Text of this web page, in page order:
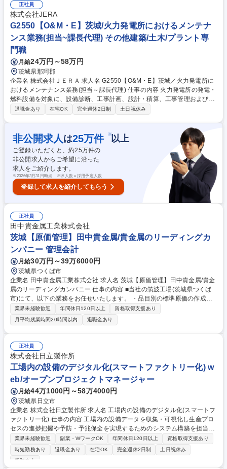
しての位置づけとなります。 募集職種 26010HR【茨城／下館】レゾナッ
ク国内最大級の製造事業所人事(労務担当)
正社員
株式会社JERA
G2550【O&M・E】茨城/火力発電所におけるメンテナ
ンス業務(担当~課長代理) その他建築/土木/プラント専
門職
月給24万円～58万円
茨城県那珂郡
企業名 株式会社ＪＥＲＡ 求人名 G2550【O&M・E】茨城／火力発電所に
おけるメンテナンス業務(担当～課長代理) 仕事の内容 火力発電所の発電・
燃料設備を対象に、設備診断、工事計画、設計・積算、工事管理および発
電所全体のメンテナンス統括を担当。日本最大の発電容量を占める当社に
備・燃料設備（LNG・石炭等）の機械、電気、計装制御設備を対象に、設
備診断、工事計画、設計・積算、工事管理を担当します。発電所全体のメ
ンテナンス業務を統括し、設備信頼性の維持向上を推進いただきます。 募
集職種 G2550【O&M・E】茨城／火力発電所におけるメンテナンス業務
(担当～課長代理)
退職金あり 在宅OK 完全週休2日制 土日祝休み
非公開求人 は25万件 ※以上
ご登録いただくと、約25万件の
非公開求人からご希望に沿った
求人をご紹介します。
※2026年3月31日時点 ※求人数＝採用予定人数
登録して求人を紹介してもらう
正社員
田中貴金属工業株式会社
茨城【原価管理】田中貴金属/貴金属のリーディングカ
ンパニー 管理会計
月給30万円～39万6000円
茨城県つくば市
企業名 田中貴金属工業株式会社 求人名 茨城【原価管理】田中貴金属/貴金
属のリーディングカンパニー 仕事の内容 ■当社の筑波工場(茨城県つくば
市)にて、以下の業務をお任せいたします。 ・品目別の標準原価の作成、
検証 ・実績原価計算、実際原価計算の実施 ・各原価計算の分析およびレ
ポートの作成、報告 ・上記以外に原価管理に必要な業務 国内出張が1回/
月あります 募集職種 茨城【原価管理】田中貴金属/貴金属のリーディング
カンパニー
業界未経験歓迎 年間休日120日以上
資格取得支援あり
月平均残業時間20時間以内
退職金あり
正社員
株式会社日立製作所
工場内の設備のデジタル化(スマートファクトリー化) w
eb/オープンプロジェクトマネージャー
月給44万1000円～58万4000円
茨城県日立市
企業名 株式会社日立製作所 求人名 工場内の設備のデジタル化(スマートフ
ァクトリー化) 仕事の内容 工場内の設備データを収集・可視化し生産プロ
セスの進捗把握や予防・予兆保全を実現するためのシステム構築を担当。
工場の安定稼働と生産性向上に直結するデジタル化推進の中核メンバーと
してご活躍いただきます。 ■設備データの収集・分析およびダッシュボー
ド等による見える化の企画・推進 ■PLCやFA機器、HMI等を活用したシス
業界未経験歓迎 副業・WワークOK 年間休日120日以上
資格取得支援あり
時短勤務あり
退職金あり 在宅OK 完全週休2日制
土日祝休み
服装自由